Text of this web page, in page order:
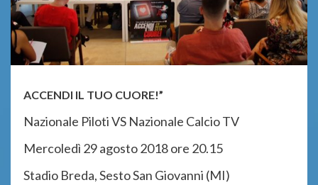
ACCENDI IL TUO CUORE!”
Nazionale Piloti VS Nazionale Calcio TV
Mercoledì 29 agosto 2018 ore 20.15
Stadio Breda, Sesto San Giovanni (MI)